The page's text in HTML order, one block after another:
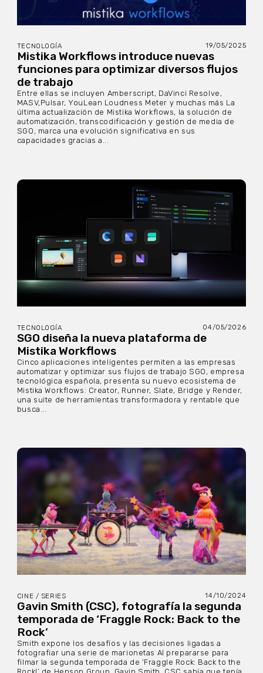
TECNOLOGÍA 19/05/2025
Mistika Workflows introduce nuevas
funciones para optimizar diversos flujos
de trabajo
Entre ellas se incluyen Amberscript, DaVinci Resolve,
MASV,Pulsar, YouLean Loudness Meter y muchas más La
última actualización de Mistika Workflows, la solución de
automatización, transcodificación y gestión de media de
SGO, marca una evolución significativa en sus
capacidades gracias a...
TECNOLOGÍA 04/05/2026
SGO diseña la nueva plataforma de
Mistika Workflows
Cinco aplicaciones inteligentes permiten a las empresas
automatizar y optimizar sus flujos de trabajo SGO, empresa
tecnológica española, presenta su nuevo ecosistema de
Mistika Workflows: Creator, Runner, Slate, Bridge y Render,
una suite de herramientas transformadora y rentable que
busca...
CINE / SERIES 14/10/2024
Gavin Smith (CSC), fotografía la segunda
temporada de ‘Fraggle Rock: Back to the
Rock’
Smith expone los desafíos y las decisiones ligadas a
fotografiar una serie de marionetas Al prepararse para
filmar la segunda temporada de ‘Fraggle Rock: Back to the